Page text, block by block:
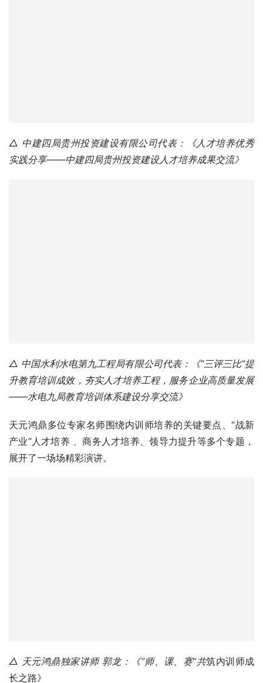
△ 中建四局贵州投资建设有限公司代表：《人才培养优秀
实践分享——中建四局贵州投资建设人才培养成果交流》
△ 中国水利水电第九工程局有限公司代表：《“三评三比”提
升教育培训成效，夯实人才培养工程，服务企业高质量发展
——水电九局教育培训体系建设分享交流》
天元鸿鼎多位专家名师围绕内训师培养的关键要点、“战新
产业”人才培养 、商务人才培养、领导力提升等多个专题，
展开了一场场精彩演讲。
△ 天元鸿鼎独家讲师 郭龙：《“师、课、赛”共筑内训师成
长之路》